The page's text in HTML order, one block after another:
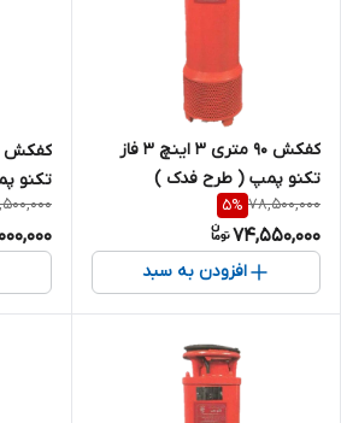
کفکش 90 متری 3 اینچ 3 فاز
تکنو پمپ ( طرح فدک )
78,500,000
5%
74,550,000
افزودن به سبد
تکنو